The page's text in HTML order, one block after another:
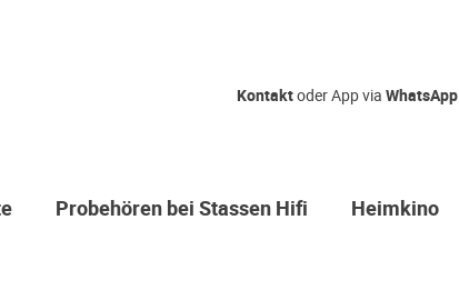
Kontaktoder App via WhatsApp
Probehören bei Stassen Hifi Heimkino